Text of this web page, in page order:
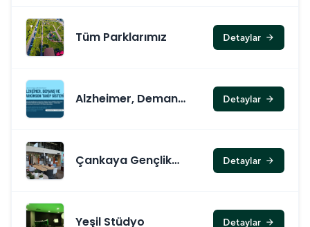
Tüm Parklarımız Detaylar arrow_forward
Alzheimer, Demans
Detaylar arrow_forward
Çankaya Gençlik
Detaylar arrow_forward
Yeşil Stüdyo Detaylar arrow_forward